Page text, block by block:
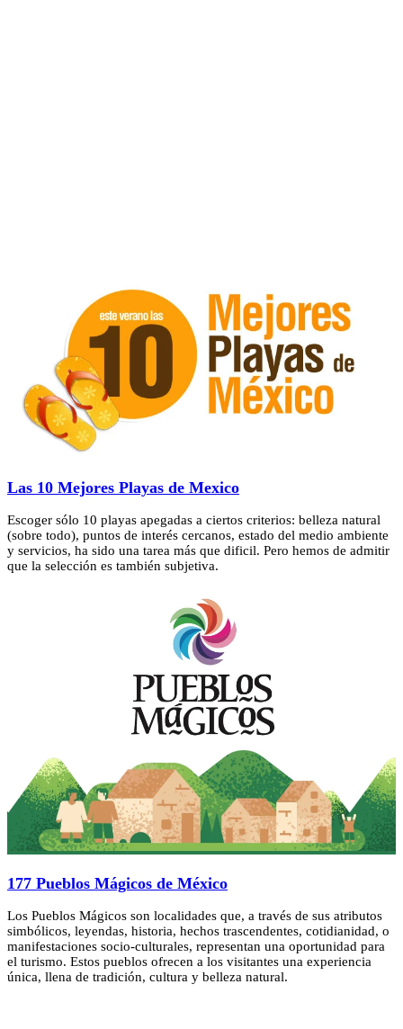
Las 10 Mejores Playas de Mexico
Escoger sólo 10 playas apegadas a ciertos criterios: belleza natural
(sobre todo), puntos de interés cercanos, estado del medio ambiente
y servicios, ha sido una tarea más que dificil. Pero hemos de admitir
que la selección es también subjetiva.
177 Pueblos Mágicos de México
Los Pueblos Mágicos son localidades que, a través de sus atributos
simbólicos, leyendas, historia, hechos trascendentes, cotidianidad, o
manifestaciones socio-culturales, representan una oportunidad para
el turismo. Estos pueblos ofrecen a los visitantes una experiencia
única, llena de tradición, cultura y belleza natural.